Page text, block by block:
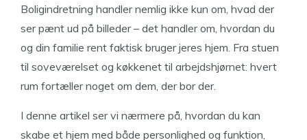
Boligindretning handler nemlig ikke kun om, hvad der
ser pænt ud på billeder – det handler om, hvordan du
og din familie rent faktisk bruger jeres hjem. Fra stuen
til soveværelset og køkkenet til arbejdshjørnet: hvert
rum fortæller noget om dem, der bor der.
I denne artikel ser vi nærmere på, hvordan du kan
skabe et hjem med både personlighed og funktion,